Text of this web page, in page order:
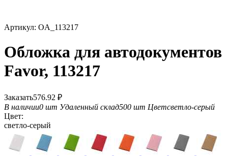
Артикул: OA_113217
Обложка для автодокументов
Favor, 113217
Заказать576.92 ₽
В наличии0 шт Удаленный склад500 шт Цветсветло-серый
Цвет:
светло-серый